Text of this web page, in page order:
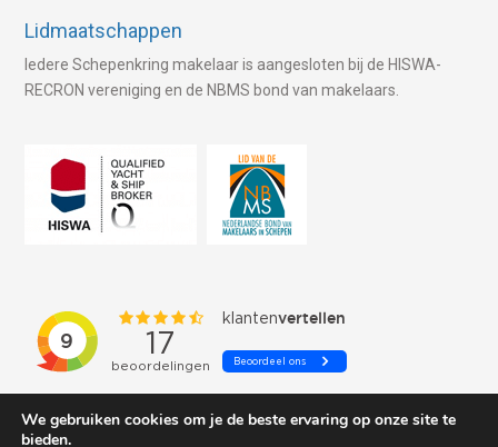
Lidmaatschappen
Iedere Schepenkring makelaar is aangesloten bij de HISWA-
RECRON vereniging en de NBMS bond van makelaars.
We gebruiken cookies om je de beste ervaring op onze site te
bieden.